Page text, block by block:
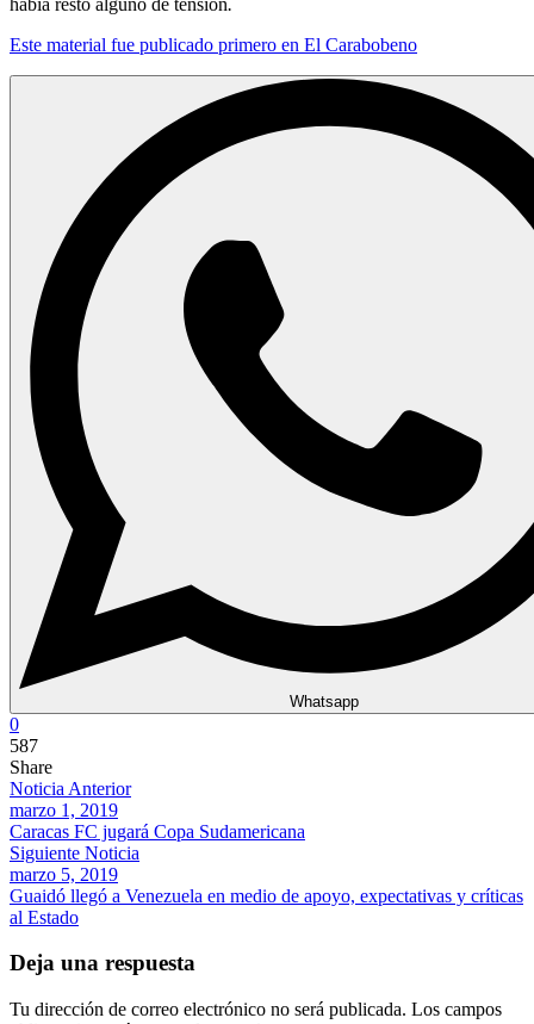
Este material fue publicado primero en El Carabobeno
Whatsapp
0
587
Share
Noticia Anterior
marzo 1, 2019
Caracas FC jugará Copa Sudamericana
Siguiente Noticia
marzo 5, 2019
Guaidó llegó a Venezuela en medio de apoyo, expectativas y críticas
al Estado
Deja una respuesta
Tu dirección de correo electrónico no será publicada. Los campos